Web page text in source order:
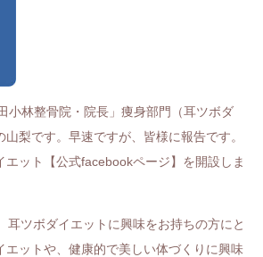
小林整骨院・院長」痩身部門（耳ツボダ
梨です。早速ですが、皆様に報告です。
エット【公式facebookページ】を開設しま
耳ツボダイエットに興味をお持ちの方にと
エットや、健康的で美しい体づくりに興味